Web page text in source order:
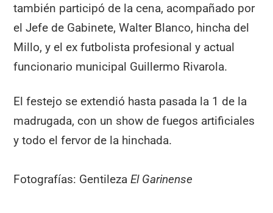
también participó de la cena, acompañado por
el Jefe de Gabinete, Walter Blanco, hincha del
Millo, y el ex futbolista profesional y actual
funcionario municipal Guillermo Rivarola.
El festejo se extendió hasta pasada la 1 de la
madrugada, con un show de fuegos artificiales
y todo el fervor de la hinchada.
Fotografías: GentilezaEl Garinense